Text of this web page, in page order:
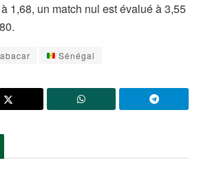
1,68, un match nul est évalué à 3,55
Sénégal